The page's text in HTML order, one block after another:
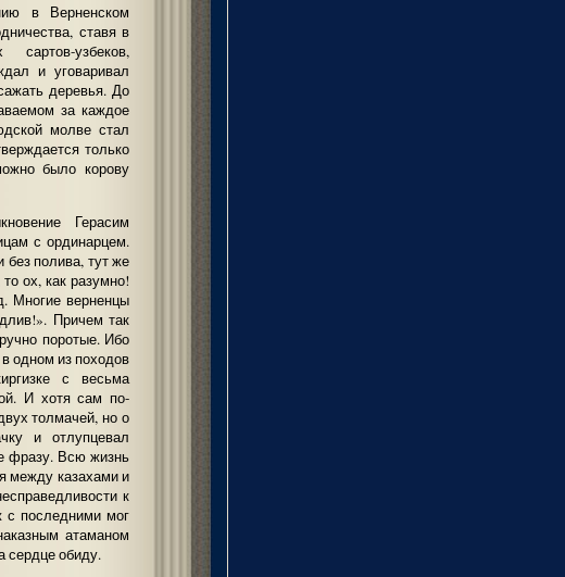
в Верненском
ставя в
узбеков,
и уговаривал
деревья. До
за каждое
молве стал
только
было корову
Герасим
с ординарцем.
полива, тут же
ох, как разумно!
Многие верненцы
Причем так
поротые. Ибо
одном из походов
с весьма
И хотя сам по-
толмачей, но о
и отлупцевал
фразу. Всю жизнь
между казахами и
к
с последними мог
атаманом
сердце обиду.